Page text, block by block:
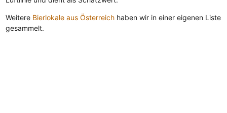
Weitere Bierlokale aus Österreichhaben wir in einer eigenen Liste
gesammelt.